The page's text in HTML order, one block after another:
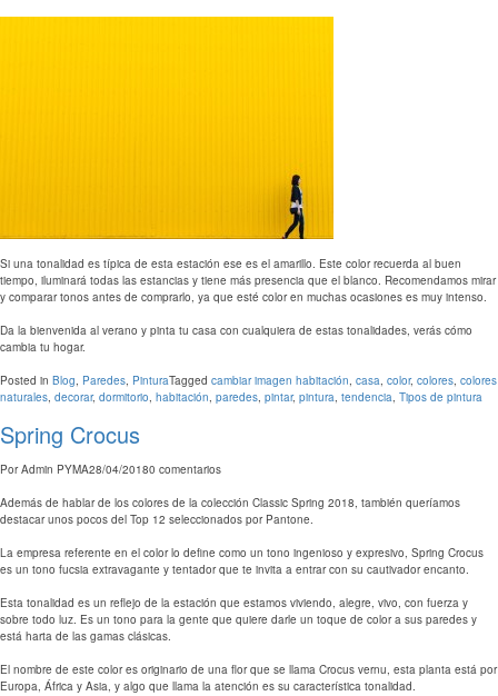
Si una tonalidad es típica de esta estación ese es el amarillo. Este color recuerda al buen
tiempo, iluminará todas las estancias y tiene más presencia que el blanco. Recomendamos mirar
y comparar tonos antes de comprarlo, ya que esté color en muchas ocasiones es muy intenso.
Da la bienvenida al verano y pinta tu casa con cualquiera de estas tonalidades, verás cómo
cambia tu hogar.
Posted in Blog, Paredes, PinturaTagged cambiar imagen habitación, casa, color, colores, colores
naturales, decorar, dormitorio, habitación, paredes, pintar, pintura, tendencia, Tipos de pintura
Spring Crocus
PorAdmin PYMA28/04/20180 comentarios
Además de hablar de los colores de la colección Classic Spring 2018, también queríamos
destacar unos pocos del Top 12 seleccionados por Pantone.
La empresa referente en el color lo define como un tono ingenioso y expresivo, Spring Crocus
es un tono fucsia extravagante y tentador que te invita a entrar con su cautivador encanto.
Esta tonalidad es un reflejo de la estación que estamos viviendo, alegre, vivo, con fuerza y
sobre todo luz. Es un tono para la gente que quiere darle un toque de color a sus paredes y
está harta de las gamas clásicas.
El nombre de este color es originario de una flor que se llama Crocus vernu, esta planta está por
Europa, África y Asia, y algo que llama la atención es su característica tonalidad.